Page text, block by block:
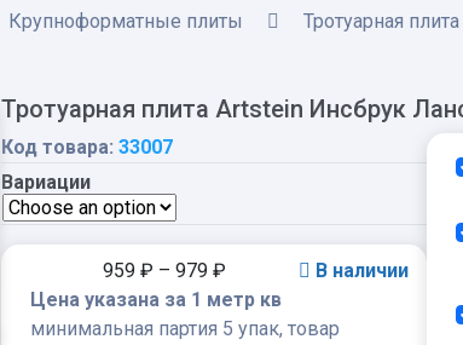
Крупноформатные плиты Тротуарная
Тротуарная плита Artstein Инсбрук
Код товара: 33007
Вариации
959 ₽ – 979 ₽
В наличии
Цена указана за 1 метр кв
минимальная партия 5 упак, товар